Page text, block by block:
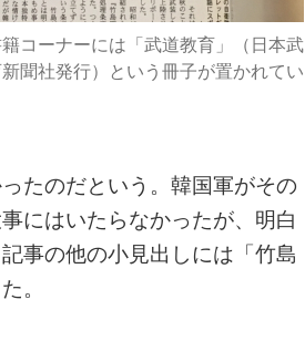
コーナーには「武道教育」（日本武
聞社発行）という冊子が置かれてい
たのだという。韓国軍がその
にはいたらなかったが、明白
事の他の小見出しには「竹島
。